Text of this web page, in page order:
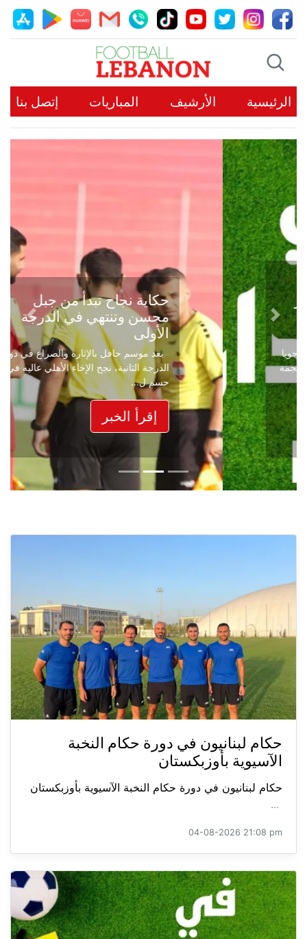
الرئيسية الأرشيف المباريات إتصل بنا
حكاية نجاح تبدأ من جبل
محسن وتنتهي في الدرجة
الأولى
بعد موسم حافل بالإثارة والصراع في دوري
الدرجة الثانية، نجح الإخاء الأهلي عاليه في
حسم ل...
إقرأ الخبر
Previous
Next
حكام لبنانيون في دورة حكام النخبة
الآسيوية بأوزبكستان
حكام لبنانيون في دورة حكام النخبة الآسيوية بأوزبكستان
...
04-08-2026 21:08 pm